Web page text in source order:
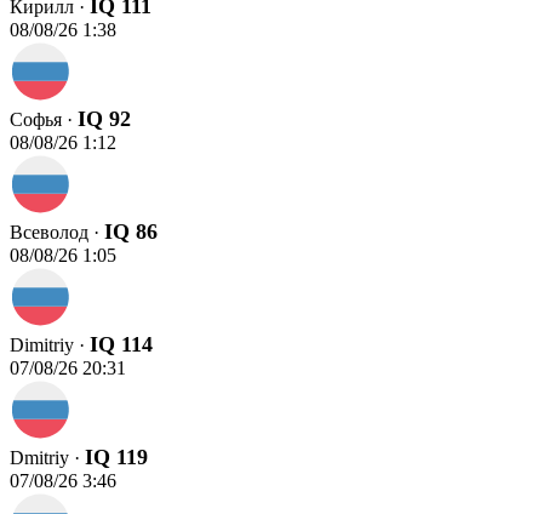
Кирилл · IQ 111
08/08/26 1:38
Софья · IQ 92
08/08/26 1:12
Всеволод · IQ 86
08/08/26 1:05
Dimitriy · IQ 114
07/08/26 20:31
Dmitriy · IQ 119
07/08/26 3:46